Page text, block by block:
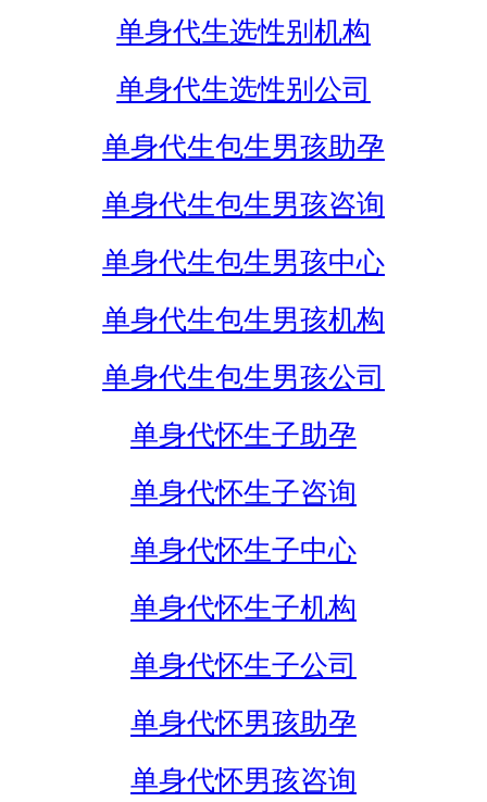
单身代生选性别机构
单身代生选性别公司
单身代生包生男孩助孕
单身代生包生男孩咨询
单身代生包生男孩中心
单身代生包生男孩机构
单身代生包生男孩公司
单身代怀生子助孕
单身代怀生子咨询
单身代怀生子中心
单身代怀生子机构
单身代怀生子公司
单身代怀男孩助孕
单身代怀男孩咨询